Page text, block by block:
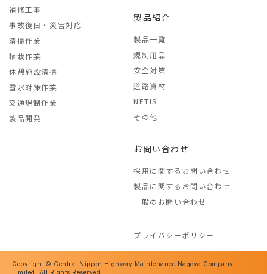
補修工事
事故復旧・災害対応
清掃作業
植栽作業
休憩施設清掃
雪氷対策作業
交通規制作業
製品開発
製品紹介
製品一覧
規制用品
安全対策
道路資材
NETIS
その他
お問い合わせ
採用に関するお問い合わせ
製品に関するお問い合わせ
一般のお問い合わせ
プライバシーポリシー
Copyright © Central Nippon Highway Maintenance Nagoya Company
Limited. All Rights Reserved.